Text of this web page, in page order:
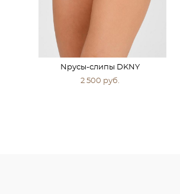
Nрусы-слипы DKNY
2 500 pуб.